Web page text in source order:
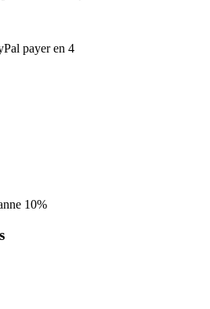
payer en 4
10%